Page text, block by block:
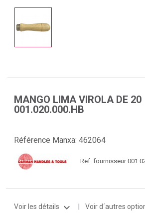
MANGO LIMA VIROLA DE 20
001.020.000.HB
Référence Manxa: 462064
Ref. fournisseur
Voir les détails expand_more Voir d´autres